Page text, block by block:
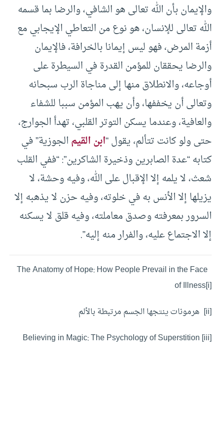
والإيمان بأن الله تعالى هو الشافي، والرضا بما قسمه
الله تعالى للإنسان، هو نوع من التعاطي الإيجابي مع
أزمة المرض، فهو ليس إيمانا بالخرافة، فالإيمان
والرضا يحققان للمؤمن القدرة في السيطرة على
أوجاعه، والانطلاق منها إلى مناجاة الرب سبحانه
وتعالى أن يخففها، وأن يهب المؤمن سببا للشفاء
والعافية، وعندما يسكن التوتر القلبي، تهدأ الجوارج،
حتى ولو كانت تتألم، يقول “ابن القيمالجوزية” في
كتابه “عدة الصابرين وذخيرة الشاكرين”: “ففي القلب
شعث، لا يلمه إلا الإقبال على الله، وفيه وحشة، لا
يزيلها إلا الأنس به في خلوته، وفيه حزن لا يذهبه إلا
السرور بمعرفته وصدق معاملته، وفيه قلق لا يسكنه
إلا الاجتماع عليه، والفرار منه إليه”.
The Anatomy of Hope: How People Prevail in the Face
of Illness[i]
[ii] هرمونات ينتجها الجسم مرتبطة بالألم
[iii] Believing in Magic: The Psychology of Superstition